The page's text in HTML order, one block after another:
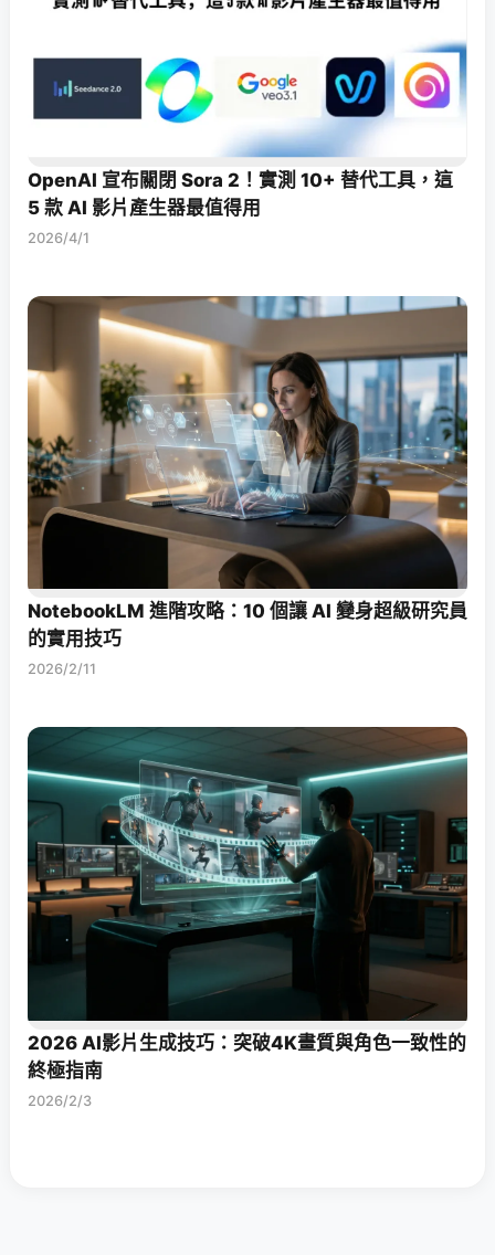
OpenAI 宣布關閉 Sora 2！實測 10+ 替代工具，這
5 款 AI 影片產生器最值得用
2026/4/1
NotebookLM 進階攻略：10 個讓 AI 變身超級研究員
的實用技巧
2026/2/11
2026 AI影片生成技巧：突破4K畫質與角色一致性的
終極指南
2026/2/3